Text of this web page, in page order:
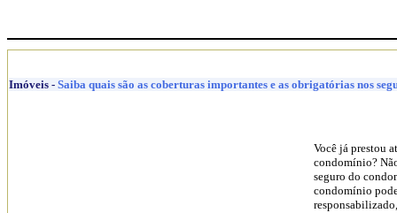
Imóveis - Saiba quais são as coberturas importantes e as obrigatórias nos
Você já prestou
condomínio?
seguro do
condomínio